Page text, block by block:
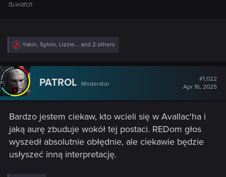
fb.watch
R
e
c
t
i
o
n
:
Yakin, Sylvin, Lizzie... and 2 others
PATROL Moderator
#1,022
Apr 16, 2025
Bardzo jestem ciekaw, kto wcieli się w Avallac'ha i
jaką aurę zbuduje wokół tej postaci. REDom głos
wyszedł absolutnie obłędnie, ale ciekawie będzie
usłyszeć inną interpretację.